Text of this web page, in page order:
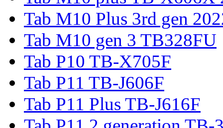
Tab M10 Plus 3rd gen
Tab M10 gen 3 TB328FU
Tab P10 TB-X705F
Tab P11 TB-J606F
Tab P11 Plus TB-J616F